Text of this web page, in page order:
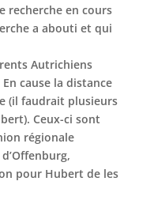
recherche en cours
a abouti et qui
Autrichiens
cause la distance
(il faudrait plusieurs
Ceux-ci sont
régionale
pour Hubert de les